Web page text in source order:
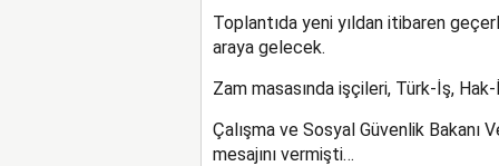
Toplantıda yeni yıldan itibaren
araya gelecek.
Zam masasında işçileri, Türk-İş,
Çalışma ve Sosyal Güvenlik Bakanı
mesajını vermişti…